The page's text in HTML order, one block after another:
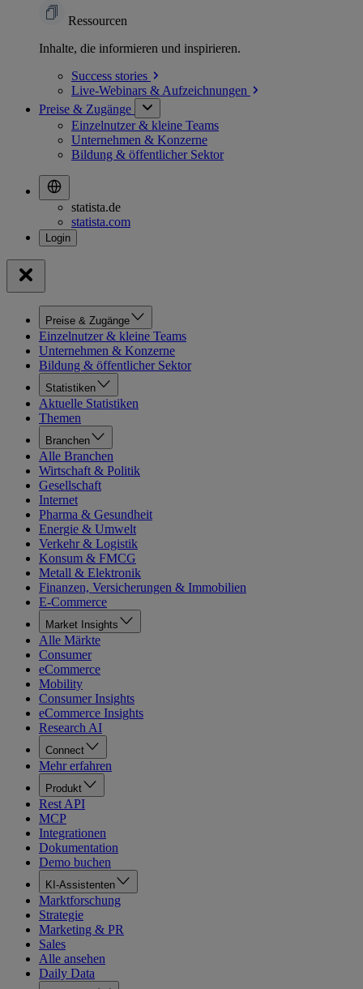
Ressourcen
Inhalte, die informieren und inspirieren.
Success stories
Live-Webinars & Aufzeichnungen
Preise & Zugänge
Einzelnutzer & kleine Teams
Unternehmen & Konzerne
Bildung & öffentlicher Sektor
statista.de
statista.com
Preise & Zugänge
Einzelnutzer & kleine Teams
Unternehmen & Konzerne
Bildung & öffentlicher Sektor
Statistiken
Aktuelle Statistiken
Themen
Branchen
Alle Branchen
Wirtschaft & Politik
Gesellschaft
Internet
Pharma & Gesundheit
Energie & Umwelt
Verkehr & Logistik
Konsum & FMCG
Metall & Elektronik
Finanzen, Versicherungen & Immobilien
E-Commerce
Market Insights
Alle Märkte
Consumer
eCommerce
Mobility
Consumer Insights
eCommerce Insights
Research AI
Connect
Mehr erfahren
Produkt
Rest API
MCP
Integrationen
Dokumentation
Demo buchen
KI-Assistenten
Marktforschung
Strategie
Marketing & PR
Sales
Alle ansehen
Daily Data